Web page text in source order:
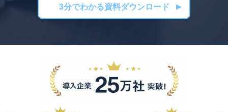
3分でわかる資料ダウンロード